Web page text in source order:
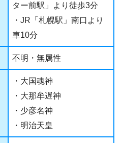
ター前駅」より徒歩3分
・JR「札幌駅」南口より
車10分
不明・無属性
・大国魂神
・大那牟遅神
・少彦名神
・明治天皇